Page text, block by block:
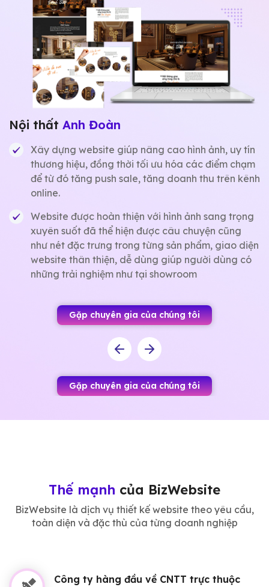
Nội thất Anh Đoàn
Xây dựng website giúp nâng cao hình ảnh, uy tín
thương hiệu, đồng thời tối ưu hóa các điểm chạm
để từ đó tăng push sale, tăng doanh thu trên kênh
online.
Website được hoàn thiện với hình ảnh sang trọng
xuyên suốt đã thể hiện được câu chuyện cũng
như nét đặc trưng trong từng sản phẩm, giao diện
website thân thiện, dễ dùng giúp người dùng có
những trải nghiệm như tại showroom
Gặp chuyên gia của chúng tôi
Gặp chuyên gia của chúng tôi
Thế mạnh của BizWebsite
BizWebsite là dịch vụ thiết kế website theo yêu cầu,
toàn diện và đặc thù của từng doanh nghiệp
Công ty hàng đầu về CNTT trực thuộc